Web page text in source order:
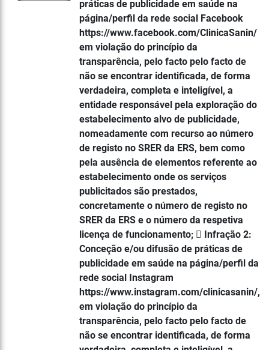
práticas de publicidade em saúde na
página/perfil da rede social Facebook
https://www.facebook.com/ClinicaSanin/
em violação do princípio da
transparência, pelo facto pelo facto de
não se encontrar identificada, de forma
verdadeira, completa e inteligível, a
entidade responsável pela exploração do
estabelecimento alvo de publicidade,
nomeadamente com recurso ao número
de registo no SRER da ERS, bem como
pela ausência de elementos referente ao
estabelecimento onde os serviços
publicitados são prestados,
concretamente o número de registo no
SRER da ERS e o número da respetiva
licença de funcionamento;  Infração 2:
Conceção e/ou difusão de práticas de
publicidade em saúde na página/perfil da
rede social Instagram
https://www.instagram.com/clinicasanin/,
em violação do princípio da
transparência, pelo facto pelo facto de
não se encontrar identificada, de forma